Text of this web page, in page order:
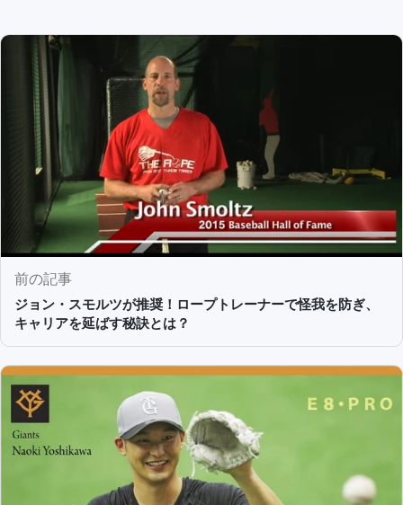
前の記事
ジョン・スモルツが推奨！ロープトレーナーで怪我を防ぎ、
キャリアを延ばす秘訣とは？